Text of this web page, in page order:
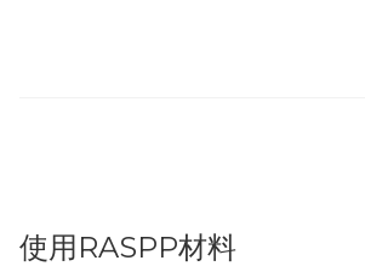
使用RASPP材料